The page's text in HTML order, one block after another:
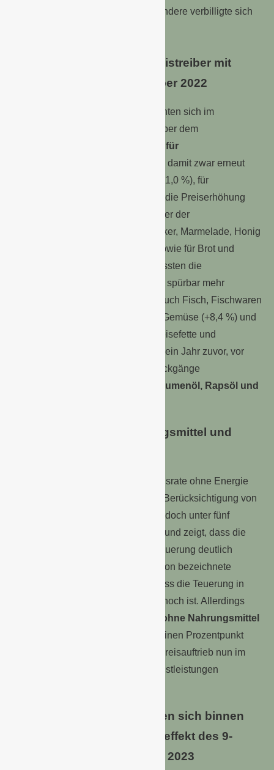
-5,3 %; Kraftstoffe: -6,0 %). Insbesondere verbilligte sich
Nahrungsmittel bleiben Preistreiber mit
+7,5 % gegenüber September 2022
Die Preise für Nahrungsmittel erhöhten sich im
September 2023 um 7,5 % gegenüber dem
Preisauftrieb für
verlangsamte sich damit zwar erneut
(August 2023: +9,0 %, Juli 2023: +11,0 %), für
lag die Preiserhöhung
aber dennoch weiterhin deutlich über der
Gesamtteuerung. Vor allem für Zucker, Marmelade, Honig
und andere Süßwaren (+15,3 %) sowie für Brot und
Getreideerzeugnisse (+12,0 %) mussten die
Verbraucherinnen und Verbraucher spürbar mehr
bezahlen. Deutlich teurer wurden auch Fisch, Fischwaren
und Meeresfrüchte (+9,6 %) sowie Gemüse (+8,4 %) und
Obst (+7,5 %). Dagegen waren Speisefette und
Speiseöle um 14,2 % günstiger als ein Jahr zuvor, vor
allem durch die merklichen Preisrückgänge
Sonnenblumenöl, Rapsöl und
Inflationsrate ohne Nahrungsmittel und
Im September 2023 lag die Inflationsrate ohne Energie
bei +5,0 %. Die Inflationsrate ohne Berücksichtigung von
Nahrungsmitteln und Energie fiel jedoch unter fünf
Prozent auf einen Wert von +4,6 % und zeigt, dass die
Nahrungsmittelpreise die Gesamtteuerung deutlich
prägen. Diese häufig als Kerninflation bezeichnete
Kenngröße verdeutlicht ebenso, dass die Teuerung in
anderen Güterbereichen weiterhin hoch ist. Allerdings
Verbraucherpreisindex ohne Nahrungsmittel
im August 2023 fast einen Prozentpunkt
höher bei +5,5 % gelegen, da der Preisauftrieb nun im
September 2023 vor allem bei Dienstleistungen
Dienstleistungen verteuerten sich binnen
Jahresfrist um 4,0 %, Basiseffekt des 9-
Euro-Tickets im September 2023